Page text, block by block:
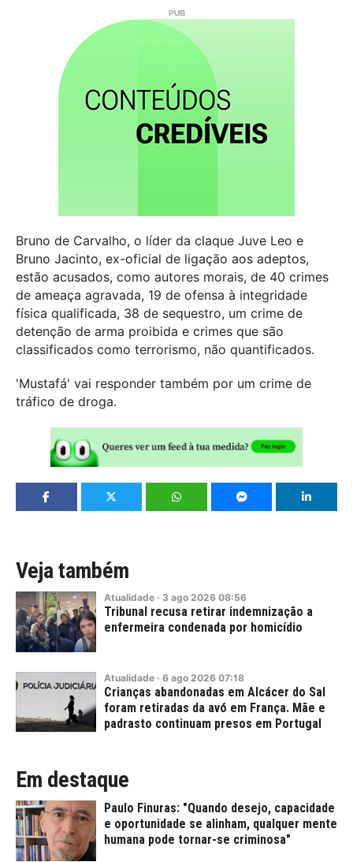
Bruno de Carvalho, o líder da claque Juve Leo e
Bruno Jacinto, ex-oficial de ligação aos adeptos,
estão acusados, como autores morais, de 40 crimes
de ameaça agravada, 19 de ofensa à integridade
física qualificada, 38 de sequestro, um crime de
detenção de arma proibida e crimes que são
classificados como terrorismo, não quantificados.
'Mustafá' vai responder também por um crime de
tráfico de droga.
Veja também
Atualidade · 3 ago 2026 08:56
Tribunal recusa retirar indemnização a
enfermeira condenada por homicídio
Atualidade · 6 ago 2026 07:18
Crianças abandonadas em Alcácer do Sal
foram retiradas da avó em França. Mãe e
padrasto continuam presos em Portugal
Em destaque
Paulo Finuras: "Quando desejo, capacidade
e oportunidade se alinham, qualquer mente
humana pode tornar-se criminosa"